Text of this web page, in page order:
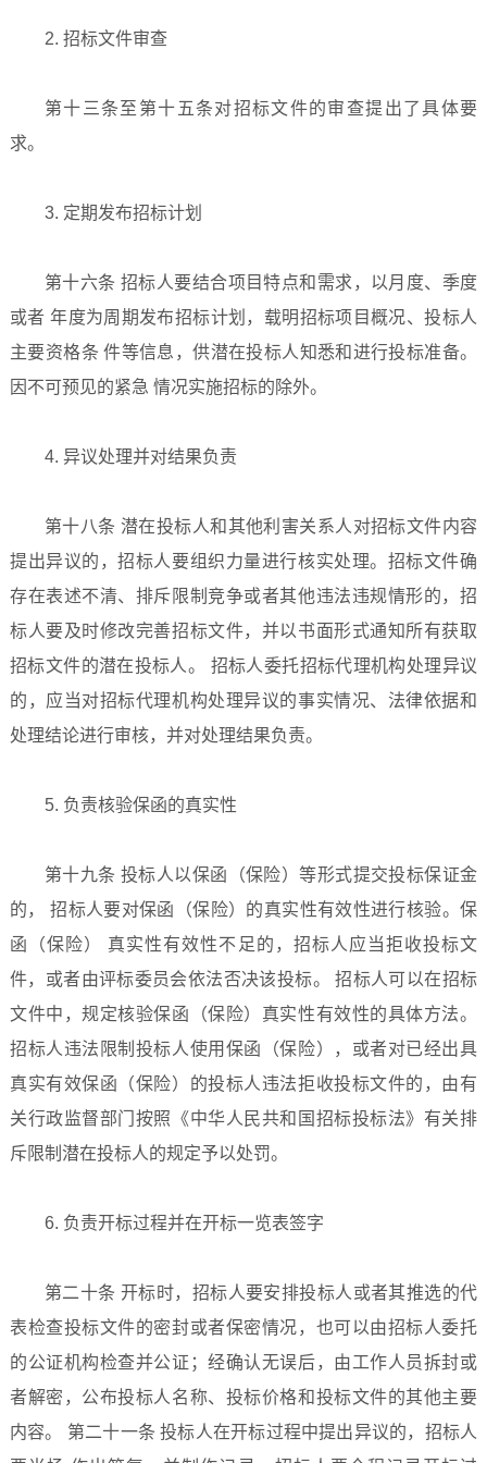
2. 招标文件审查
第十三条至第十五条对招标文件的审查提出了具体要
求。
3. 定期发布招标计划
第十六条 招标人要结合项目特点和需求，以月度、季度
或者 年度为周期发布招标计划，载明招标项目概况、投标人
主要资格条 件等信息，供潜在投标人知悉和进行投标准备。
因不可预见的紧急 情况实施招标的除外。
4. 异议处理并对结果负责
第十八条 潜在投标人和其他利害关系人对招标文件内容
提出异议的，招标人要组织力量进行核实处理。招标文件确
存在表述不清、排斥限制竞争或者其他违法违规情形的，招
标人要及时修改完善招标文件，并以书面形式通知所有获取
招标文件的潜在投标人。 招标人委托招标代理机构处理异议
的，应当对招标代理机构处理异议的事实情况、法律依据和
处理结论进行审核，并对处理结果负责。
5. 负责核验保函的真实性
第十九条 投标人以保函（保险）等形式提交投标保证金
的， 招标人要对保函（保险）的真实性有效性进行核验。保
函（保险） 真实性有效性不足的，招标人应当拒收投标文
件，或者由评标委员会依法否决该投标。 招标人可以在招标
文件中，规定核验保函（保险）真实性有效性的具体方法。
招标人违法限制投标人使用保函（保险），或者对已经出具
真实有效保函（保险）的投标人违法拒收投标文件的，由有
关行政监督部门按照《中华人民共和国招标投标法》有关排
斥限制潜在投标人的规定予以处罚。
6. 负责开标过程并在开标一览表签字
第二十条 开标时，招标人要安排投标人或者其推选的代
表检查投标文件的密封或者保密情况，也可以由招标人委托
的公证机构检查并公证；经确认无误后，由工作人员拆封或
者解密，公布投标人名称、投标价格和投标文件的其他主要
内容。 第二十一条 投标人在开标过程中提出异议的，招标人